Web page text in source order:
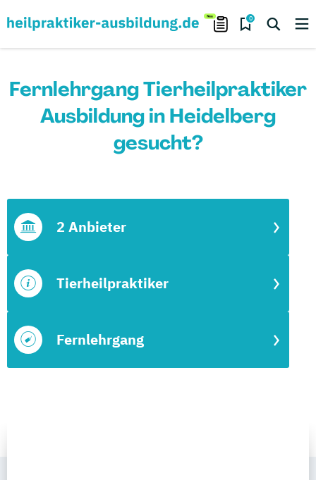
0
Fernlehrgang Tierheilpraktiker
Ausbildung in Heidelberg
gesucht?
Fernlehrgang
Tierheilpraktiker
2 Anbieter